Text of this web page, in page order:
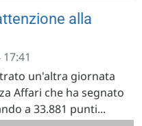
alla
un'altra giornata
Affari che ha segnato
a 33.881 punti...